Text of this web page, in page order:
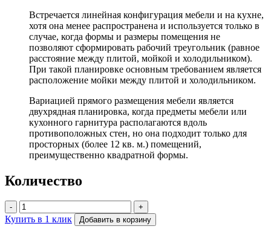
Встречается линейная конфигурация мебели и на кухне,
хотя она менее распространена и используется только в
случае, когда формы и размеры помещения не
позволяют сформировать рабочий треугольник (равное
расстояние между плитой, мойкой и холодильником).
При такой планировке основным требованием является
расположение мойки между плитой и холодильником.
Вариацией прямого размещения мебели является
двухрядная планировка, когда предметы мебели или
кухонного гарнитура располагаются вдоль
противоположных стен, но она подходит только для
просторных (более 12 кв. м.) помещений,
преимущественно квадратной формы.
Количество
- +
Купить в 1 клик Добавить в корзину